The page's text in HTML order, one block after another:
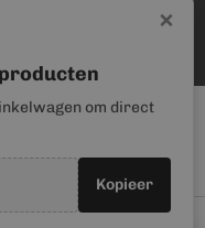
×
om direct
Kopieer